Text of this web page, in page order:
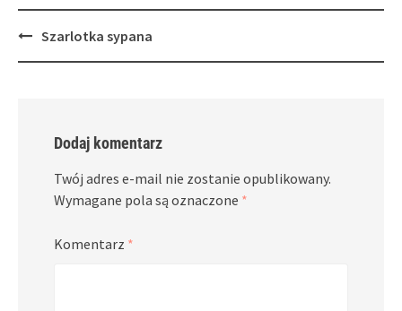
PostSzarlotka sypana
Dodaj komentarz
Twój adres e-mail nie zostanie opublikowany.
Wymagane pola są oznaczone *
Komentarz *